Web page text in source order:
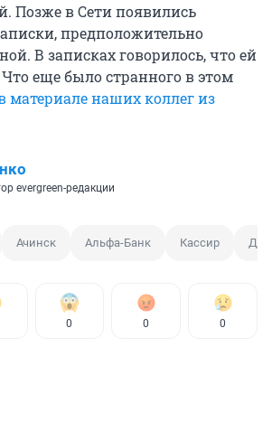
Позже в Сети появились
предположительно
В записках говорилось, что ей
еще было странного в этом
материале наших коллег из
evergreen-редакции
Ачинск Альфа-Банк Кассир
0 0 0